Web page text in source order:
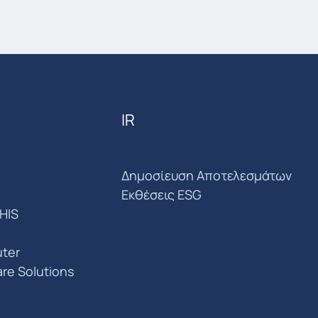
Solutions
IR
Δημοσίευση Αποτελεσμάτων
Εκθέσεις ESG